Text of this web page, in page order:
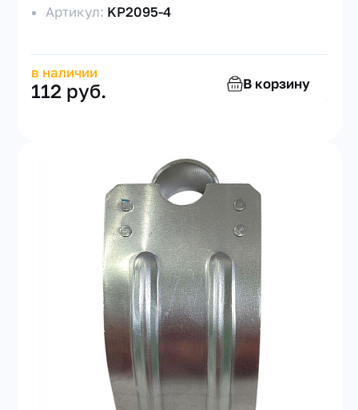
Артикул: KP2095-4
в наличии
112 руб. В корзину